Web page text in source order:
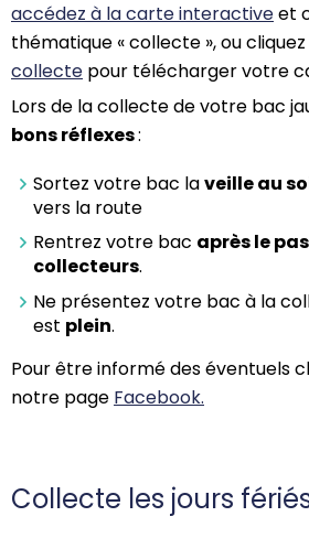
accédez à la carte interactiveet
thématique « collecte »,ou
collecte pour télécharger votre
Lors de la collecte de votre bac
bons réflexes:
Sortez votre bac laveille au
vers la route
Rentrez votre bac après le
collecteurs.
Ne présentez votre bac à la
est plein.
Pour être informé des éventuels
notre page Facebook.
Collecte les jours